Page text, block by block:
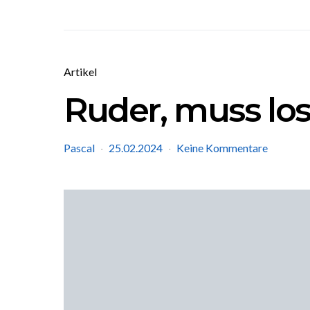
Artikel
Ruder, muss los
Pascal 25.02.2024 Keine Kommentare